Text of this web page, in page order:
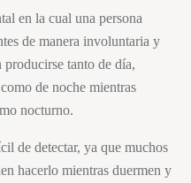
en la cual una persona
de manera involuntaria y
producirse tanto de día,
de noche mientras
nocturno.
de detectar, ya que muchos
hacerlo mientras duermen y